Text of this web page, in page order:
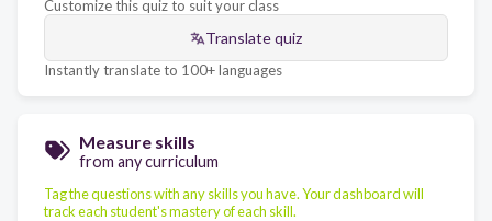
Customize this quiz to suit your class
Translate quiz
Instantly translate to 100+ languages
Measure skills
from any curriculum
Tag the questions with any skills you have. Your dashboard will
track each student's mastery of each skill.